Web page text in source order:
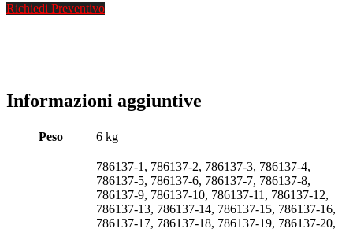
Richiedi Preventivo
Informazioni aggiuntive
Peso 6 kg
786137-1, 786137-2, 786137-3, 786137-4,
786137-5, 786137-6, 786137-7, 786137-8,
786137-9, 786137-10, 786137-11, 786137-12,
786137-13, 786137-14, 786137-15, 786137-16,
786137-17, 786137-18, 786137-19, 786137-20,